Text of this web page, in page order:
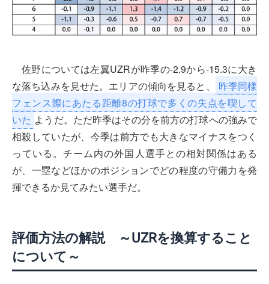
佐野については左翼UZRが昨季の-2.9から-15.3に大き
な落ち込みを見せた。エリアの傾向を見ると、
昨季同様
フェンス際にあたる距離8の打球で多くの失点を喫して
いた ようだ。ただ昨季はその分を前方の打球への強みで
相殺していたが、今季は前方でも大きなマイナスをつく
っている。チーム内の外国人選手との相対関係はある
が、一塁などほかのポジションでどの程度の守備力を発
揮できるか見てみたい選手だ。
評価方法の解説 ～UZRを換算すること
について～